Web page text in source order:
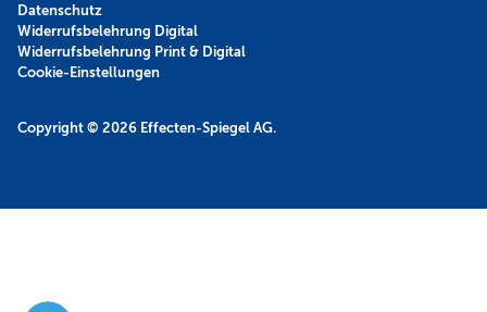
Copyright © 2026 Effecten-Spiegel AG.
Datenschutz
Widerrufsbelehrung Digital
Widerrufsbelehrung Print & Digital
Cookie-Einstellungen